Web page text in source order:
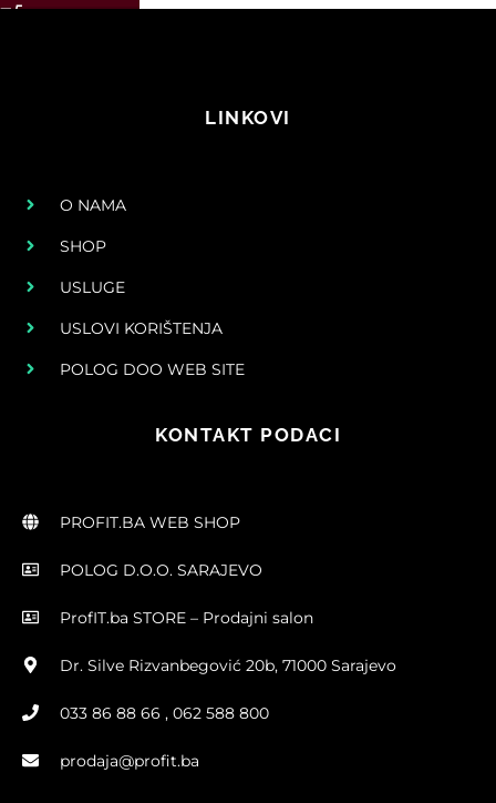
LINKOVI
O NAMA
SHOP
USLUGE
USLOVI KORIŠTENJA
POLOG DOO WEB SITE
KONTAKT PODACI
PROFIT.BA WEB SHOP
POLOG D.O.O. SARAJEVO
ProfIT.ba STORE – Prodajni salon
Dr. Silve Rizvanbegović 20b, 71000 Sarajevo
033 86 88 66 , 062 588 800
prodaja@profit.ba